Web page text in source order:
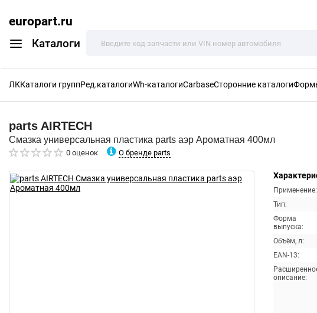
europart.ru
Каталоги
ЛККаталоги группРед.каталогиWh-каталогиCarbaseСторонние каталоги
parts AIRTECH
Смазка универсальная пластика parts аэр Ароматная 400мл
0 оценок О бренде parts
Применение:
Тип:
Форма
выпуска:
Объём, л:
EAN-13:
описание: